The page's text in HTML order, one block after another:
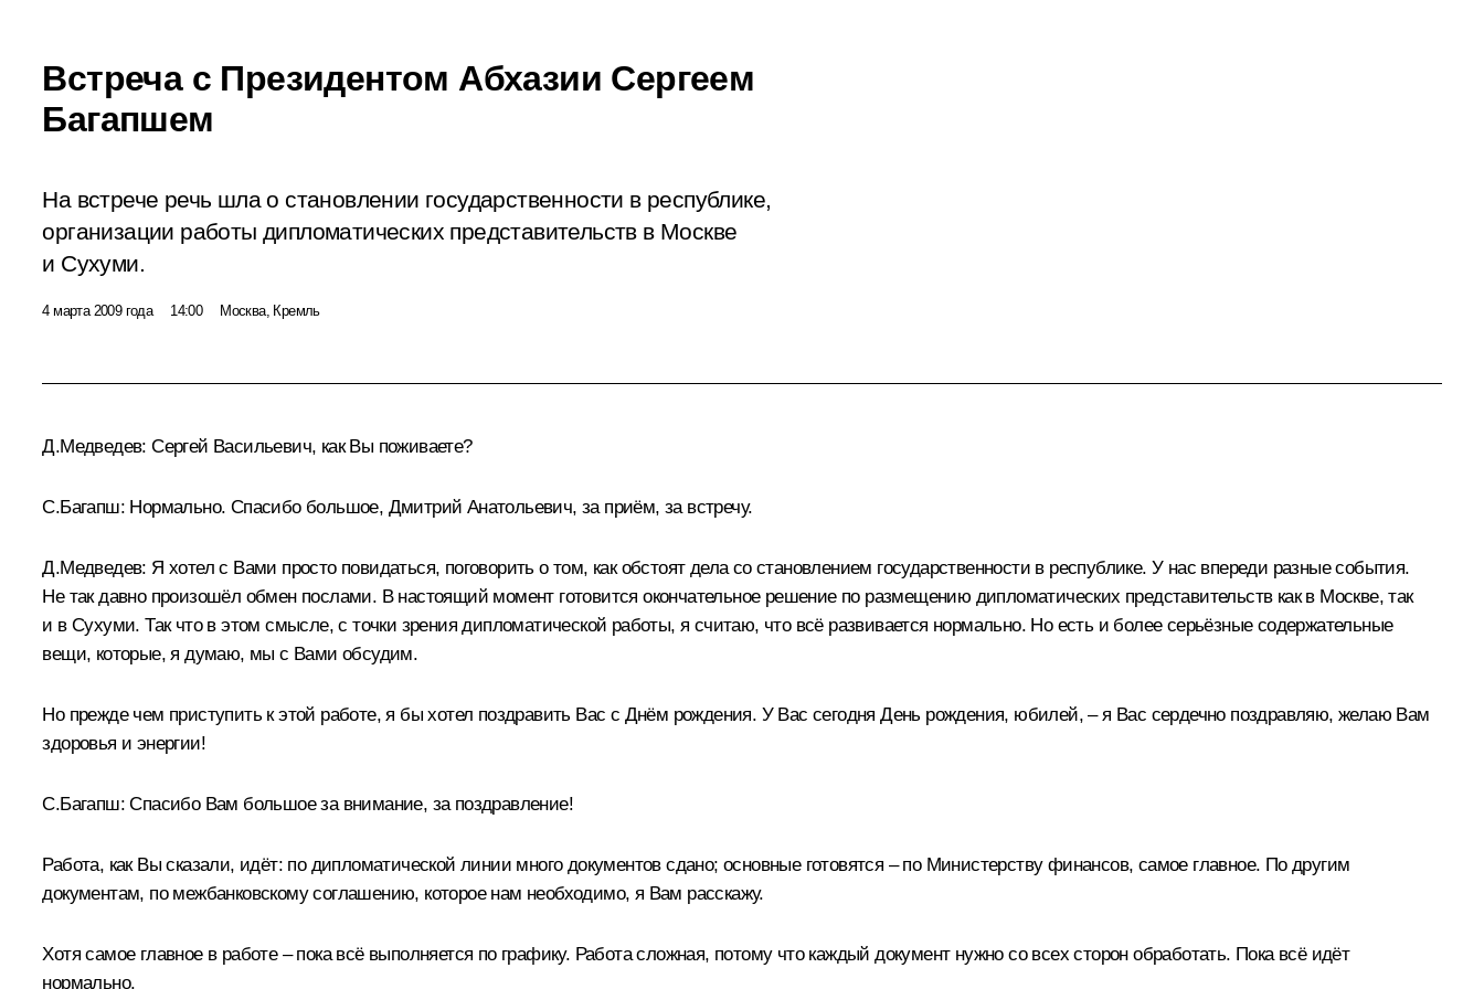
Встреча с Президентом Абхазии Сергеем
Багапшем
На встрече речь шла о становлении государственности в республике,
организации работы дипломатических представительств в Москве
и Сухуми.
4 марта 2009 года 14:00 Москва, Кремль
Д.Медведев: Сергей Васильевич, как Вы поживаете?
С.Багапш: Нормально. Спасибо большое, Дмитрий Анатольевич, за приём, за встречу.
Д.Медведев: Я хотел с Вами просто повидаться, поговорить о том, как обстоят дела со становлением государственности в республике. У нас впереди разные события.
Не так давно произошёл обмен послами. В настоящий момент готовится окончательное решение по размещению дипломатических представительств как в Москве, так
и в Сухуми. Так что в этом смысле, с точки зрения дипломатической работы, я считаю, что всё развивается нормально. Но есть и более серьёзные содержательные
вещи, которые, я думаю, мы с Вами обсудим.
Но прежде чем приступить к этой работе, я бы хотел поздравить Вас с Днём рождения. У Вас сегодня День рождения, юбилей, – я Вас сердечно поздравляю, желаю Вам
здоровья и энергии!
С.Багапш: Спасибо Вам большое за внимание, за поздравление!
Работа, как Вы сказали, идёт: по дипломатической линии много документов сдано; основные готовятся – по Министерству финансов, самое главное. По другим
документам, по межбанковскому соглашению, которое нам необходимо, я Вам расскажу.
Хотя самое главное в работе – пока всё выполняется по графику. Работа сложная, потому что каждый документ нужно со всех сторон обработать. Пока всё идёт
нормально.